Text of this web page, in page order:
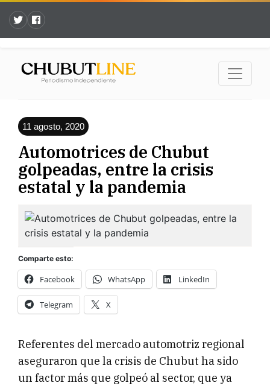
11 agosto, 2020
Automotrices de Chubut
golpeadas, entre la crisis
estatal y la pandemia
Comparte esto:
Facebook WhatsApp LinkedIn
Telegram X
Referentes del mercado automotriz regional
aseguraron que la crisis de Chubut ha sido
un factor más que golpeó al sector, que ya